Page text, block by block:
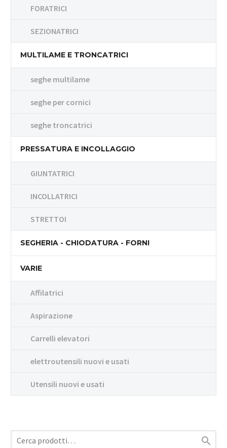
FORATRICI
SEZIONATRICI
MULTILAME E TRONCATRICI
seghe multilame
seghe per cornici
seghe troncatrici
PRESSATURA E INCOLLAGGIO
GIUNTATRICI
INCOLLATRICI
STRETTOI
SEGHERIA - CHIODATURA - FORNI
VARIE
Affilatrici
Aspirazione
Carrelli elevatori
elettroutensili nuovi e usati
Utensili nuovi e usati
